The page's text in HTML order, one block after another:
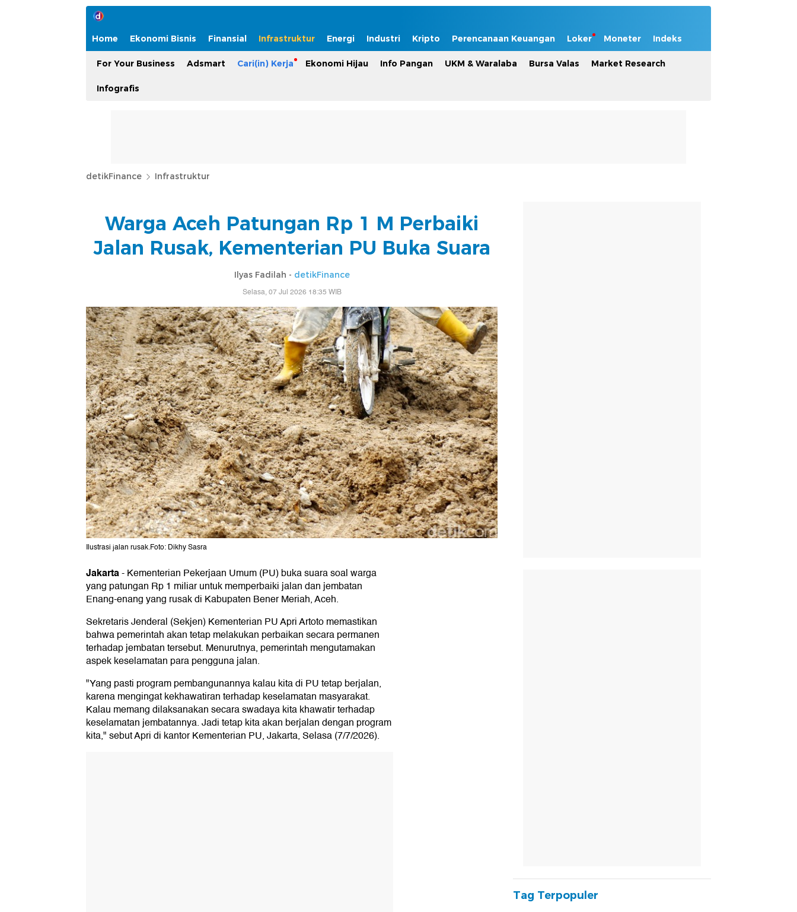
Home Ekonomi Bisnis Finansial Infrastruktur Energi Industri Kripto Perencanaan Keuangan Loker Moneter Indeks
For Your Business Adsmart Cari(in) Kerja Ekonomi Hijau Info Pangan UKM & Waralaba Bursa Valas Market Research
Infografis
detikFinance Infrastruktur
Warga Aceh Patungan Rp 1 M Perbaiki
Jalan Rusak, Kementerian PU Buka Suara
Ilyas Fadilah - detikFinance
Selasa, 07 Jul 2026 18:35 WIB
Ilustrasi jalan rusak.Foto: Dikhy Sasra
Jakarta-Kementerian Pekerjaan Umum (PU) buka suara soal warga
yang patungan Rp 1 miliar untuk memperbaiki jalan dan jembatan
Enang-enang yang rusak di Kabupaten Bener Meriah, Aceh.
Sekretaris Jenderal (Sekjen) Kementerian PU Apri Artoto memastikan
bahwa pemerintah akan tetap melakukan perbaikan secara permanen
terhadap jembatan tersebut. Menurutnya, pemerintah mengutamakan
aspek keselamatan para pengguna jalan.
"Yang pasti program pembangunannya kalau kita di PU tetap berjalan,
karena mengingat kekhawatiran terhadap keselamatan masyarakat.
Kalau memang dilaksanakan secara swadaya kita khawatir terhadap
keselamatan jembatannya. Jadi tetap kita akan berjalan dengan program
kita," sebut Apri di kantor Kementerian PU, Jakarta, Selasa (7/7/2026).
Tag Terpopuler